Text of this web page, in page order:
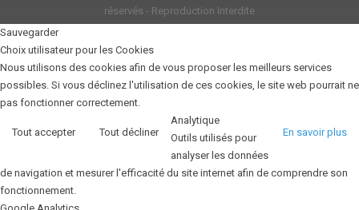
réservés - Reproduction Interdite
Sauvegarder
Choix utilisateur pour les Cookies
Nous utilisons des cookies afin de vous proposer les meilleurs services
possibles. Si vous déclinez l'utilisation de ces cookies, le site web pourrait ne
pas fonctionner correctement.
Tout accepter Tout décliner En savoir plus
Analytique
Outils utilisés pour
analyser les données
de navigation et mesurer l'efficacité du site internet afin de comprendre son
fonctionnement.